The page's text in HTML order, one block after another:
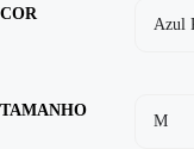
COR
TAMANHO